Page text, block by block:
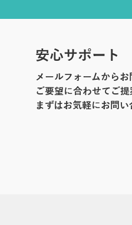
安心サポート
メールフォームから
ご要望に合わせてご提
まずはお気軽にお問い